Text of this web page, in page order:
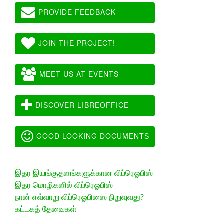
PROVIDE FEEDBACK
JOIN THE PROJECT!
MEET US AT EVENTS
DISCOVER LIBREOFFICE
GOOD LOOKING DOCUMENTS
இதர இயங்குதளங்களுக்கான லிப்ரெஓபிஸ்
இதர மொழிகளில் லிப்ரெஓபிஸ்
நான் எவ்வாறு லிப்ரெஓபிஸை நிறுவுவது?
கட்டகத் தேவைகள்